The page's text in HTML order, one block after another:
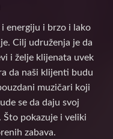
energiju i brzo i lako
Cilj udruženja je da
i želje klijenata uvek
da naši klijenti budu
muzičari koji
se da daju svoj
Što pokazuje i veliki
zabava.